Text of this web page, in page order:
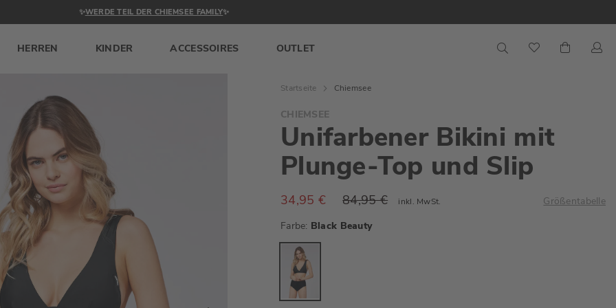
✨WERDE TEIL DER CHIEMSEE FAMILY✨
HERREN KINDER ACCESSOIRES OUTLET
Mein
CHIEMSEE
Unifarbener Bikini mit
Plunge-Top und Slip
34,95 € 84,95 € inkl. MwSt.
Größentabelle
Farbe Black Beauty
Startseite Chiemsee